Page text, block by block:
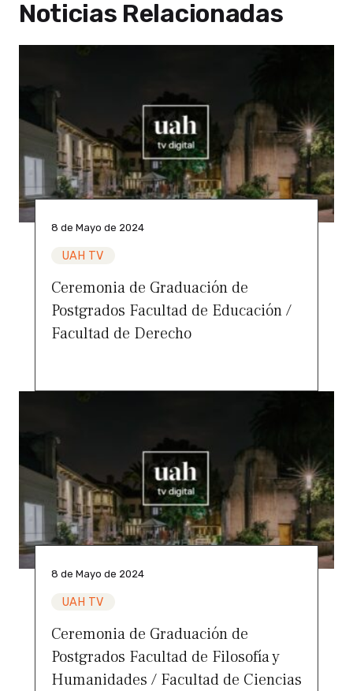
Noticias Relacionadas
8 de Mayo de 2024
UAH TV
Ceremonia de Graduación de
Postgrados Facultad de Educación /
Facultad de Derecho
8 de Mayo de 2024
UAH TV
Ceremonia de Graduación de
Postgrados Facultad de Filosofía y
Humanidades / Facultad de Ciencias